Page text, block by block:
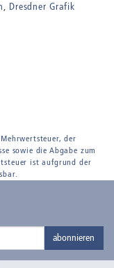
Dresdner Grafik
der
sowie die Abgabe zum
ist aufgrund der
abonnieren